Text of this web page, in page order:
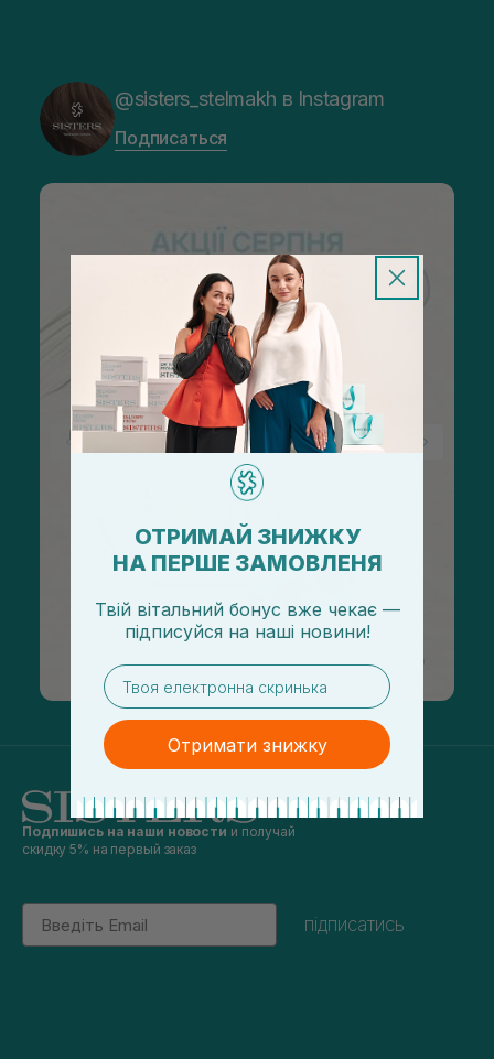
@sisters_stelmakh в Instagram
Подписаться
Подпишись на наши новости и получай
скидку 5% на первый заказ
Email
підписатись
ОТРИМАЙ ЗНИЖКУ
НА ПЕРШЕ ЗАМОВЛЕНЯ
Твій вітальний бонус вже чекає —
підписуйся на наші новини!
email
Отримати знижку